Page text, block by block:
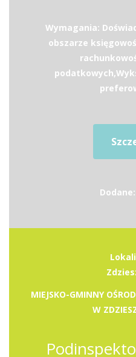
Wymagania:
obszarze
MIEJSKO-GMINNY
W